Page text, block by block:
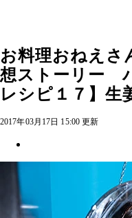
お料理おねえさ
想ストーリー
レシピ１７】生
2017年03月17日 15:00 更新